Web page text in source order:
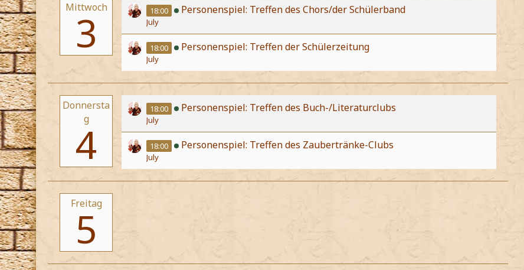
Mittwoch
3 18:00 Personenspiel: Treffen des Chors/der Schülerband
July
18:00 Personenspiel: Treffen der Schülerzeitung
July
Donnersta
g
4
18:00 Personenspiel: Treffen des Buch-/Literaturclubs
July
18:00 Personenspiel: Treffen des Zaubertränke-Clubs
July
Freitag
5